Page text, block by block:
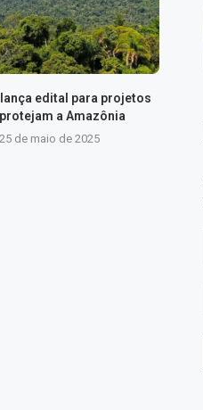
edital para projetos
a Amazônia
25 de maio de 2025